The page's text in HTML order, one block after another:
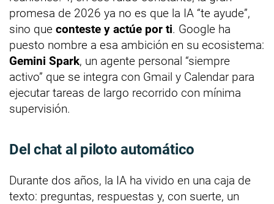
promesa de 2026 ya no es que la IA “te ayude”,
sino que conteste y actúe por ti. Google ha
puesto nombre a esa ambición en su ecosistema:
Gemini Spark, un agente personal “siempre
activo” que se integra con Gmail y Calendar para
ejecutar tareas de largo recorrido con mínima
supervisión.
Del chat al piloto automático
Durante dos años, la IA ha vivido en una caja de
texto: preguntas, respuestas y, con suerte, un